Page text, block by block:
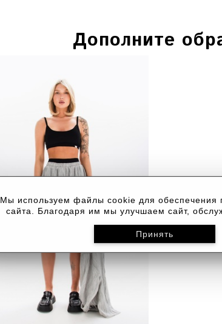
Дополните
Мы используем файлы cookie для обеспечения
сайта. Благодаря им мы улучшаем сайт,